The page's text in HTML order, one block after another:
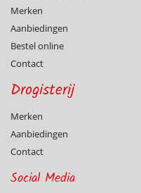
Merken
Aanbiedingen
Bestel online
Contact
Drogisterij
Merken
Aanbiedingen
Contact
Social Media